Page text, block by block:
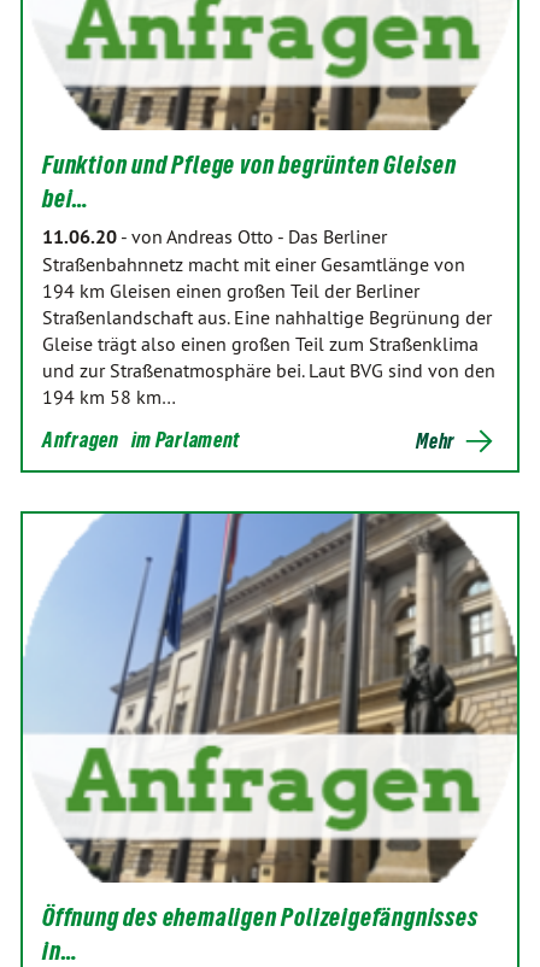
Funktion und Pflege von begrünten Gleisen
bei…
11.06.20 - von Andreas Otto - Das Berliner
Straßenbahnnetz macht mit einer Gesamtlänge von
194 km Gleisen einen großen Teil der Berliner
Straßenlandschaft aus. Eine nahhaltige Begrünung der
Gleise trägt also einen großen Teil zum Straßenklima
und zur Straßenatmosphäre bei. Laut BVG sind von den
194 km 58 km…
Anfragen im Parlament Mehr
Öffnung des ehemaligen Polizeigefängnisses
in…